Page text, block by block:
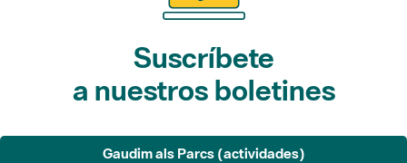
Suscríbete
a nuestros boletines
Gaudim als Parcs (actividades)